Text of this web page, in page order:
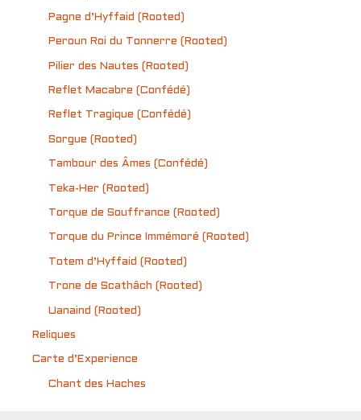
Pagne d’Hyffaid (Rooted)
Peroun Roi du Tonnerre (Rooted)
Pilier des Nautes (Rooted)
Reflet Macabre (Confédé)
Reflet Tragique (Confédé)
Sorgue (Rooted)
Tambour des Âmes (Confédé)
Teka-Her (Rooted)
Torque de Souffrance (Rooted)
Torque du Prince Immémoré (Rooted)
Totem d’Hyffaid (Rooted)
Trone de Scathâch (Rooted)
Uanaind (Rooted)
Reliques
Carte d’Experience
Chant des Haches